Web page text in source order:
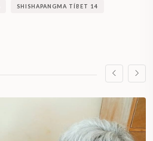
SHISHAPANGMA TÍBET 14